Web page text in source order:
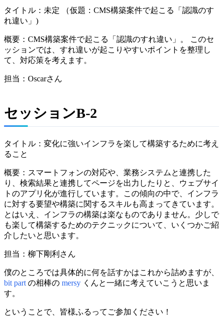
タイトル：未定 （仮題：CMS構築案件で起こる「認識のす
れ違い」)
概要：CMS構築案件で起こる「認識のすれ違い」。 このセ
ッションでは、すれ違いが起こりやすいポイントを整理し
て、対応策を考えます。
担当：Oscarさん
セッションB-2
タイトル：変化に強いインフラを楽して構築するために考え
ること
概要：スマートフォンの対応や、業務システムと連携した
り、検索結果と連携してページを出力したりと、ウェブサイ
トのアプリ化が進行しています。この傾向の中で、インフラ
に対する要望や構築に関するスキルも高まってきています。
とはいえ、インフラの構築は楽なものでありません。少しで
も楽して構築するためのテクニックについて、いくつかご紹
介したいと思います。
担当：柳下剛利さん
僕のところでは具体的に何を話すかはこれから詰めますが、
bit part の相棒の mersy くんと一緒に考えていこうと思いま
す。
ということで、皆様ふるってご参加ください！